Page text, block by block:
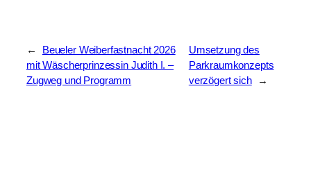
←
Beueler Weiberfastnacht 2026
mit Wäscherprinzessin Judith I. –
Zugweg und Programm
Umsetzung des
Parkraumkonzepts
verzögert sich
→